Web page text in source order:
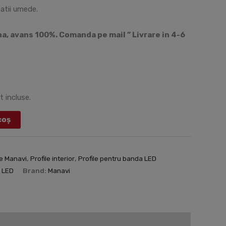
umede.
avans 100%. Comanda pe mail ” Livrare in 4-6
incluse.
Manavi,Profile interior,Profile pentru banda LED
Brand:Manavi